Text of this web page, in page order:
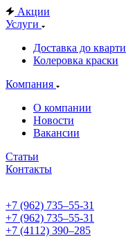
Акции
Услуги
Доставка до
Колеровка краски
Компания
О компании
Новости
Вакансии
Статьи
Контакты
+7 (962) 735‒55-31
+7 (962) 735‒55-31
+7 (4112) 390‒285